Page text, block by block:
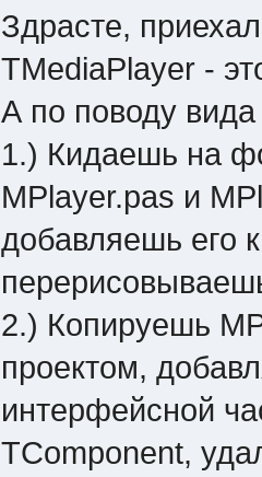
Здрасте,
TMediaPlayer -
А по поводу вида
1.) Кидаешь на
MPlayer.pas и
добавляешь его
2.) Копируешь
проектом,
интерфейсной
TComponent,